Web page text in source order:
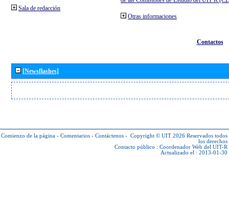
Sala de redacción
Otras informaciones
Contactos
[Newsflashes]
Comienzo de la página - Comentarios - Contáctenos - Copyright © UIT 2026 Reservados todos
los derechos
Contacto público : Coordenador Web del UIT-R
Actualizado el : 2013-01-30